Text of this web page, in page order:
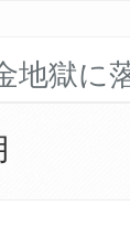
地獄に